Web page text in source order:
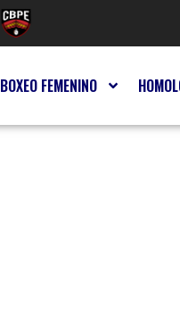
BOXEO FEMENINO